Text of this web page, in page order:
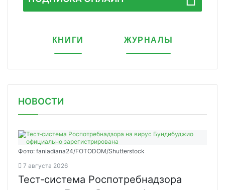
КНИГИ ЖУРНАЛЫ
НОВОСТИ
Фото: faniadiana24/FOTODOM/Shutterstock
7 августа 2026
Тест‑система Роспотребнадзора